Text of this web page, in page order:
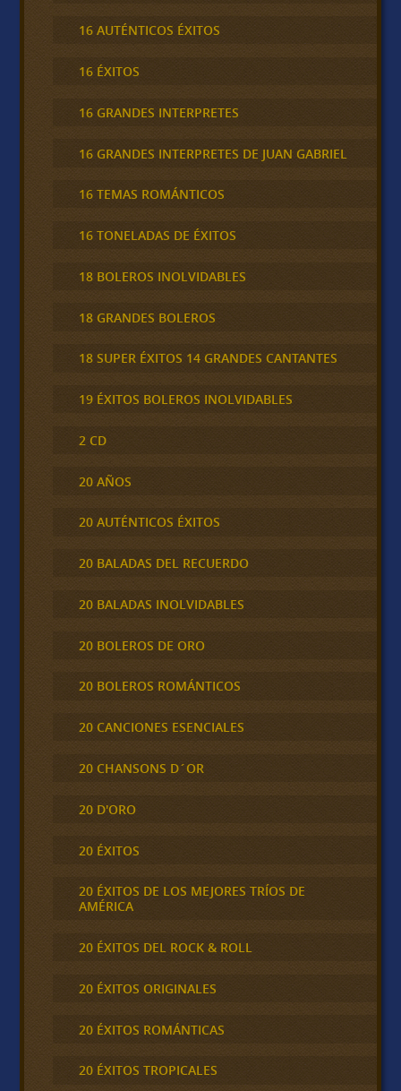
16 AUTÉNTICOS ÉXITOS
16 ÉXITOS
16 GRANDES INTERPRETES
16 GRANDES INTERPRETES DE JUAN GABRIEL
16 TEMAS ROMÁNTICOS
16 TONELADAS DE ÉXITOS
18 BOLEROS INOLVIDABLES
18 GRANDES BOLEROS
18 SUPER ÉXITOS 14 GRANDES CANTANTES
19 ÉXITOS BOLEROS INOLVIDABLES
2 CD
20 AÑOS
20 AUTÉNTICOS ÉXITOS
20 BALADAS DEL RECUERDO
20 BALADAS INOLVIDABLES
20 BOLEROS DE ORO
20 BOLEROS ROMÁNTICOS
20 CANCIONES ESENCIALES
20 CHANSONS D´OR
20 D'ORO
20 ÉXITOS
20 ÉXITOS DE LOS MEJORES TRÍOS DE
AMÉRICA
20 ÉXITOS DEL ROCK & ROLL
20 ÉXITOS ORIGINALES
20 ÉXITOS ROMÁNTICAS
20 ÉXITOS TROPICALES